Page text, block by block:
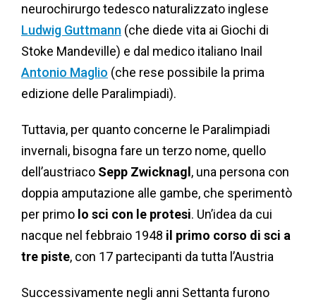
neurochirurgo tedesco naturalizzato inglese
Ludwig Guttmann (che diede vita ai Giochi di
Stoke Mandeville) e dal medico italiano Inail
Antonio Maglio (che rese possibile la prima
edizione delle Paralimpiadi).
Tuttavia, per quanto concerne le Paralimpiadi
invernali, bisogna fare un terzo nome, quello
dell’austriaco Sepp Zwicknagl, una persona con
doppia amputazione alle gambe, che sperimentò
per primo lo sci con le protesi. Un’idea da cui
nacque nel febbraio 1948 il primo corso di sci a
tre piste, con 17 partecipanti da tutta l’Austria
Successivamente negli anni Settanta furono